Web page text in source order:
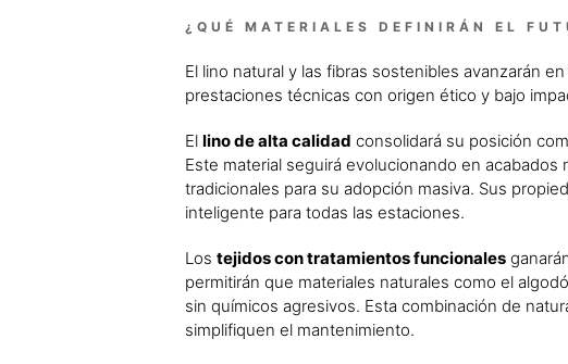
¿QUÉ MATERIALES DEFINIRÁN EL
El lino natural y las fibras sostenibles avanzarán
prestaciones técnicas con origen ético y bajo
Ellino de alta calidad consolidará su posición
Este material seguirá evolucionando en
tradicionales para su adopción masiva. Sus
inteligente para todas las estaciones.
Lostejidos con tratamientos funcionales
permitirán que materiales naturales como el
sin químicos agresivos. Esta combinación de
simplifiquen el mantenimiento.